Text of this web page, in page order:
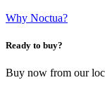
Why Noctua?
Ready to buy?
Buy now from our